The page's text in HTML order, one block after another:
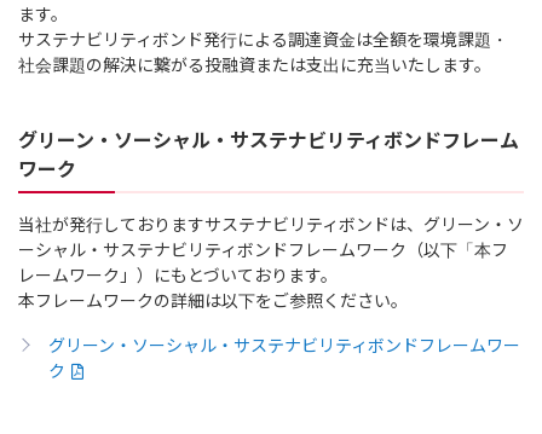
ます。
サステナビリティボンド発行による調達資金は全額を環境課題・
社会課題の解決に繋がる投融資または支出に充当いたします。
グリーン・ソーシャル・サステナビリティボンドフレーム
ワーク
当社が発行しておりますサステナビリティボンドは、グリーン・ソ
ーシャル・サステナビリティボンドフレームワーク（以下「本フ
レームワーク」）にもとづいております。
本フレームワークの詳細は以下をご参照ください。
グリーン・ソーシャル・サステナビリティボンドフレームワー
ク